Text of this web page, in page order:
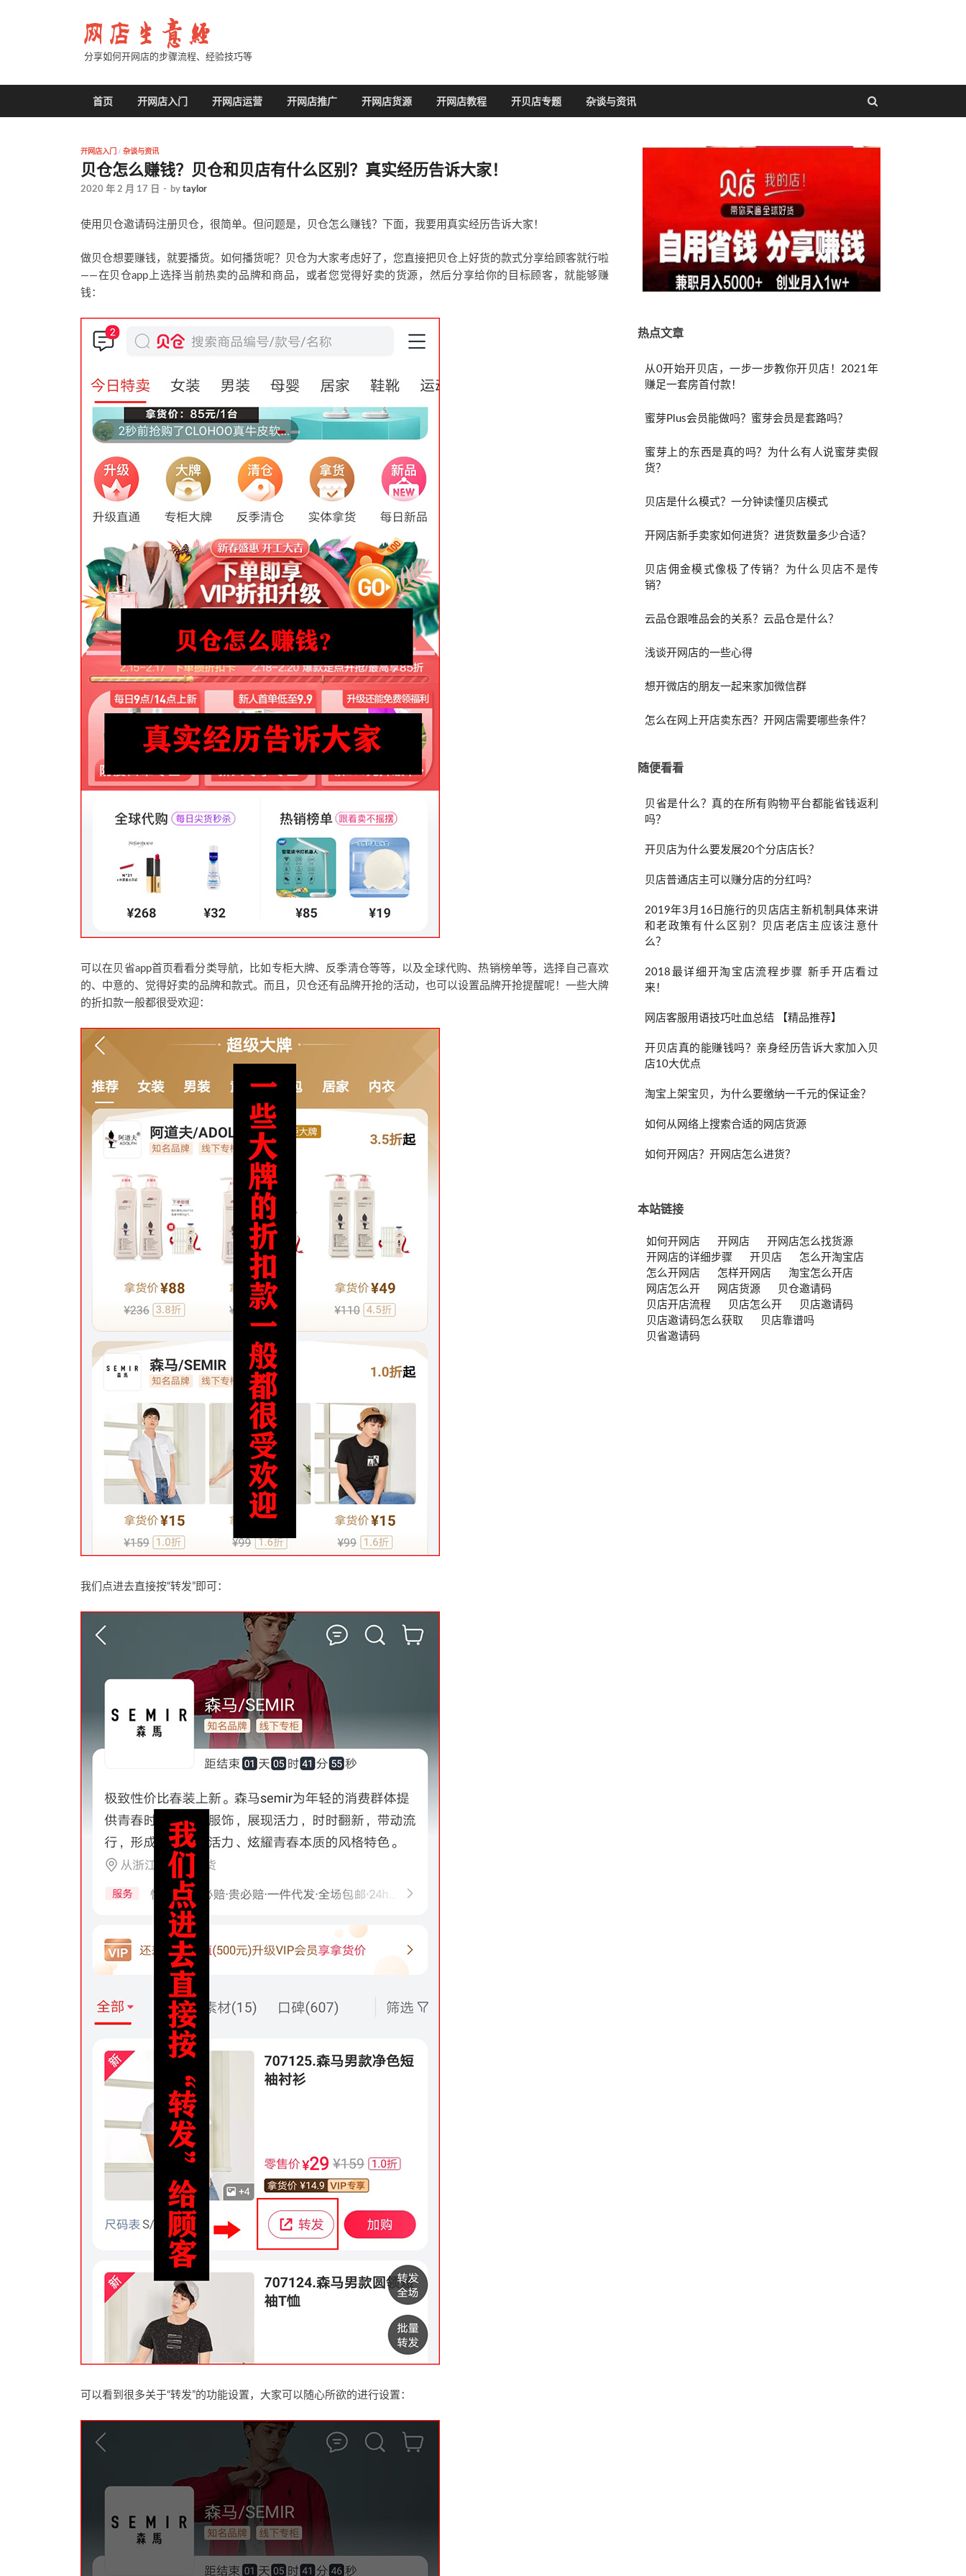
分享如何开网店的步骤流程、经验技巧等
首页 开网店入门 开网店运营 开网店推广 开网店货源 开网店教程 开贝店专题 杂谈与资讯
开网店入门 / 杂谈与资讯
贝仓怎么赚钱？贝仓和贝店有什么区别？真实经历告诉大家！
2020 年 2 月 17 日 - by taylor
使用贝仓邀请码注册贝仓，很简单。但问题是，贝仓怎么赚钱？下面，我要用真实经历告诉大家！
做贝仓想要赚钱，就要播货。如何播货呢？贝仓为大家考虑好了，您直接把贝仓上好货的款式分享给顾客就行啦
——在贝仓app上选择当前热卖的品牌和商品，或者您觉得好卖的货源，然后分享给你的目标顾客，就能够赚
钱：
可以在贝省app首页看看分类导航，比如专柜大牌、反季清仓等等，以及全球代购、热销榜单等，选择自己喜欢
的、中意的、觉得好卖的品牌和款式。而且，贝仓还有品牌开抢的活动，也可以设置品牌开抢提醒呢！一些大牌
的折扣款一般都很受欢迎：
我们点进去直接按“转发”即可：
可以看到很多关于“转发”的功能设置，大家可以随心所欲的进行设置：
热点文章
从0开始开贝店，一步一步教你开贝店！2021年
赚足一套房首付款！
蜜芽Plus会员能做吗？蜜芽会员是套路吗？
蜜芽上的东西是真的吗？为什么有人说蜜芽卖假
货？
贝店是什么模式？一分钟读懂贝店模式
开网店新手卖家如何进货？进货数量多少合适？
贝店佣金模式像极了传销？为什么贝店不是传
销？
云品仓跟唯品会的关系？云品仓是什么？
浅谈开网店的一些心得
想开微店的朋友一起来家加微信群
怎么在网上开店卖东西？开网店需要哪些条件？
随便看看
贝省是什么？真的在所有购物平台都能省钱返利
吗？
开贝店为什么要发展20个分店店长？
贝店普通店主可以赚分店的分红吗?
2019年3月16日施行的贝店店主新机制具体来讲
和老政策有什么区别？贝店老店主应该注意什
么？
2018最详细开淘宝店流程步骤 新手开店看过
来！
网店客服用语技巧吐血总结 【精品推荐】
开贝店真的能赚钱吗？亲身经历告诉大家加入贝
店10大优点
淘宝上架宝贝，为什么要缴纳一千元的保证金？
如何从网络上搜索合适的网店货源
如何开网店？开网店怎么进货？
本站链接
如何开网店 开网店
开网店怎么找货源
开网店的详细步骤
开贝店
怎么开淘宝店
怎么开网店
怎样开网店
淘宝怎么开店
网店怎么开
网店货源
贝仓邀请码
贝店开店流程
贝店怎么开
贝店邀请码
贝店邀请码怎么获取
贝店靠谱吗
贝省邀请码